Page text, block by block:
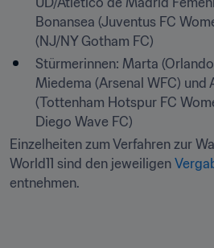
Bonansea (Juventus FC
(NJ/NY Gotham FC)
Stürmerinnen: Marta
Miedema (Arsenal WFC) und
(Tottenham Hotspur FC
Diego Wave FC)
Einzelheiten zum Verfahren zur
World11 sind den jeweiligen
entnehmen.